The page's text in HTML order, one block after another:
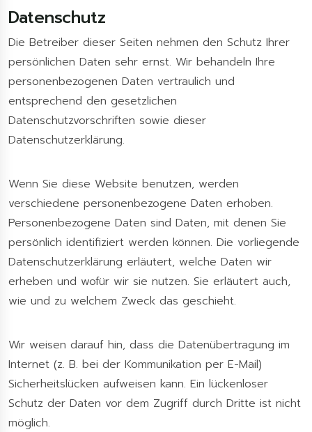
Datenschutz
Die Betreiber dieser Seiten nehmen den Schutz Ihrer
persönlichen Daten sehr ernst. Wir behandeln Ihre
personenbezogenen Daten vertraulich und
entsprechend den gesetzlichen
Datenschutzvorschriften sowie dieser
Datenschutzerklärung.
Wenn Sie diese Website benutzen, werden
verschiedene personenbezogene Daten erhoben.
Personenbezogene Daten sind Daten, mit denen Sie
persönlich identifiziert werden können. Die vorliegende
Datenschutzerklärung erläutert, welche Daten wir
erheben und wofür wir sie nutzen. Sie erläutert auch,
wie und zu welchem Zweck das geschieht.
Wir weisen darauf hin, dass die Datenübertragung im
Internet (z. B. bei der Kommunikation per E-Mail)
Sicherheitslücken aufweisen kann. Ein lückenloser
Schutz der Daten vor dem Zugriff durch Dritte ist nicht
möglich.